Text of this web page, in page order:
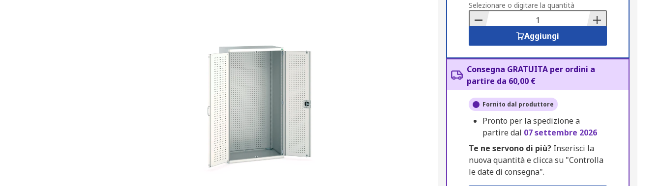
to
Basket
Selezionare o digitare la quantità
Aggiungi
Consegna GRATUITA per ordini a
partire da 60,00 €
Fornito dal produttore
Pronto per la spedizione a
partire dal 07 settembre 2026
Te ne servono di più?Inserisci la
nuova quantità e clicca su "Controlla
le date di consegna".